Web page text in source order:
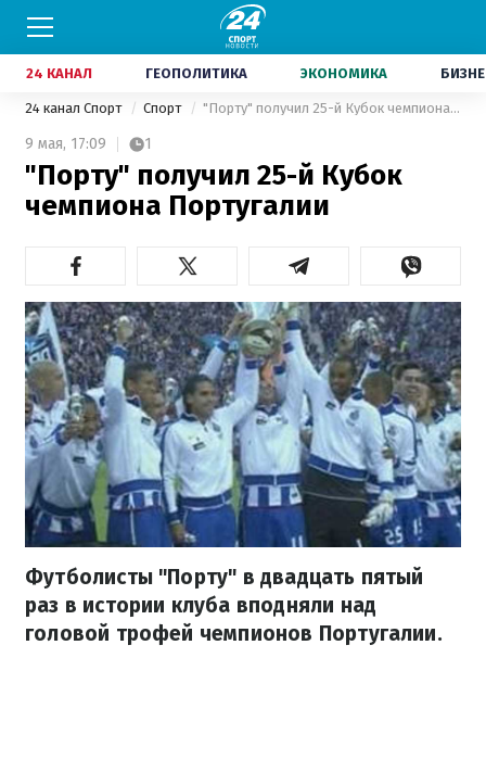
24 КАНАЛ ГЕОПОЛИТИКА ЭКОНОМИКА
24 канал Спорт Спорт "Порту" получил 25-й Кубок чемпиона Португалии
9 мая, 17:09 1
"Порту" получил 25-й Кубок
чемпиона Португалии
Футболисты "Порту" в двадцать пятый
раз в истории клуба вподняли над
головой трофей чемпионов Португалии.